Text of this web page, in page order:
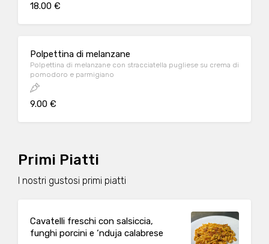
18.00 €
Polpettina di melanzane
Polpettina di melanzane con stracciatella pugliese su crema di
pomodoro e parmigiano
9.00 €
Primi Piatti
I nostri gustosi primi piatti
Cavatelli freschi con salsiccia,
funghi porcini e ‘nduja calabrese